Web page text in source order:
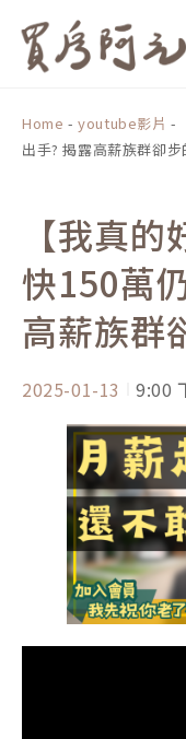
Home -youtube影片 -
出手? 揭露高薪族群卻步
【我真
快150萬
高薪族群
2025-01-13 9:00